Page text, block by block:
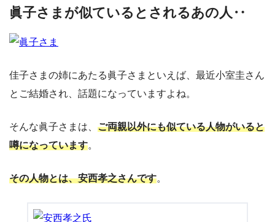
眞子さまが似ているとされるあの人‥
佳子さまの姉にあたる眞子さまといえば、最近小室圭さん
とご結婚され、話題になっていますよね。
そんな眞子さまは、 ご両親以外にも似ている人物がいると
噂になっています。
その人物とは、安西孝之さんです。